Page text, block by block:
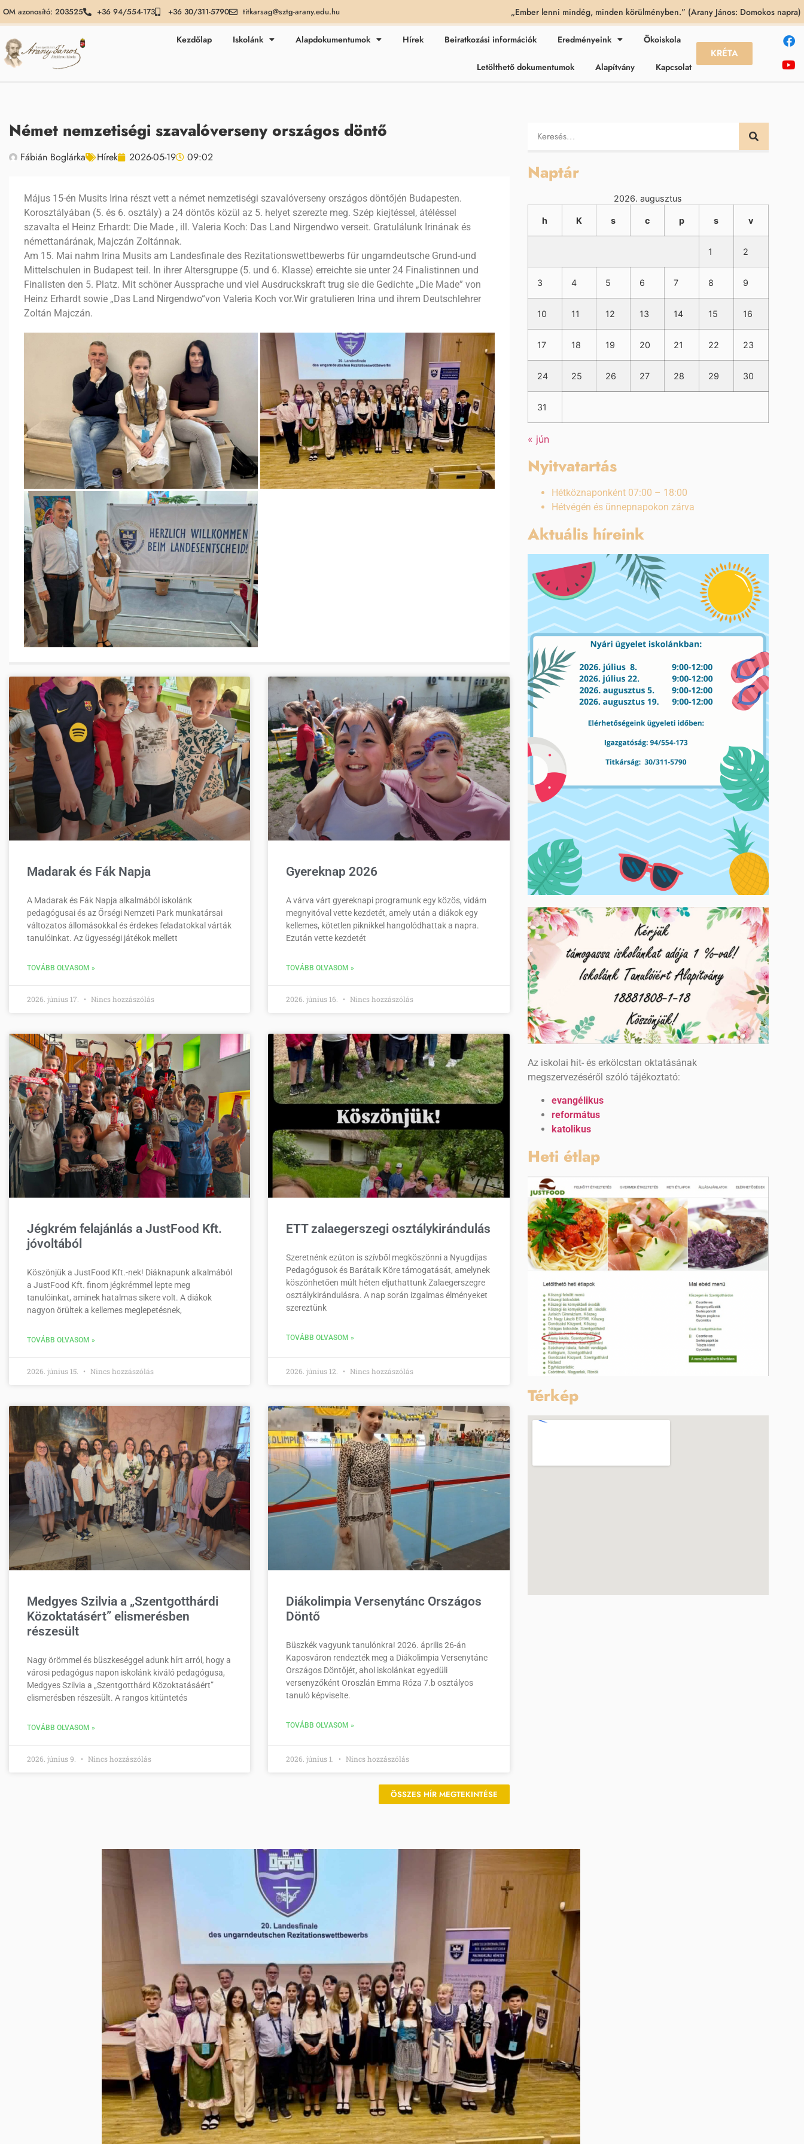
OM azonosító: 203525 +36 94/554-173 +36 30/311-5790 titkarsag@sztg-arany.edu.hu „Ember lenni mindég, minden körülményben.” (Arany János: Domokos napra)
Kezdőlap Iskolánk Alapdokumentumok Hírek Beiratkozási információk Eredményeink Ökoiskola
Letölthető dokumentumok Alapítvány Kapcsolat
KRÉTA
Német nemzetiségi szavalóverseny országos döntő
Fábián Boglárka Hírek 2026-05-19 09:02
Május 15-én Musits Irina részt vett a német nemzetiségi szavalóverseny országos döntőjén Budapesten.
Korosztályában (5. és 6. osztály) a 24 döntős közül az 5. helyet szerezte meg. Szép kiejtéssel, átéléssel
szavalta el Heinz Erhardt: Die Made , ill. Valeria Koch: Das Land Nirgendwo verseit. Gratulálunk Irinának és
némettanárának, Majczán Zoltánnak.
Am 15. Mai nahm Irina Musits am Landesfinale des Rezitationswettbewerbs für ungarndeutsche Grund-und
Mittelschulen in Budapest teil. In ihrer Altersgruppe (5. und 6. Klasse) erreichte sie unter 24 Finalistinnen und
Finalisten den 5. Platz. Mit schöner Aussprache und viel Ausdruckskraft trug sie die Gedichte „Die Made” von
Heinz Erhardt sowie „Das Land Nirgendwo“von Valeria Koch vor.Wir gratulieren Irina und ihrem Deutschlehrer
Zoltán Majczán.
Madarak és Fák Napja
A Madarak és Fák Napja alkalmából iskolánk
pedagógusai és az Őrségi Nemzeti Park munkatársai
változatos állomásokkal és érdekes feladatokkal várták
tanulóinkat. Az ügyességi játékok mellett
TOVÁBB OLVASOM »
2026. június 17. Nincs hozzászólás
Gyereknap 2026
A várva várt gyereknapi programunk egy közös, vidám
megnyitóval vette kezdetét, amely után a diákok egy
kellemes, kötetlen piknikkel hangolódhattak a napra.
Ezután vette kezdetét
TOVÁBB OLVASOM »
2026. június 16. Nincs hozzászólás
Jégkrém felajánlás a JustFood Kft.
jóvoltából
Köszönjük a JustFood Kft.-nek! Diáknapunk alkalmából
a JustFood Kft. finom jégkrémmel lepte meg
tanulóinkat, aminek hatalmas sikere volt. A diákok
nagyon örültek a kellemes meglepetésnek,
TOVÁBB OLVASOM »
2026. június 15. Nincs hozzászólás
ETT zalaegerszegi osztálykirándulás
Szeretnénk ezúton is szívből megköszönni a Nyugdíjas
Pedagógusok és Barátaik Köre támogatását, amelynek
köszönhetően múlt héten eljuthattunk Zalaegerszegre
osztálykirándulásra. A nap során izgalmas élményeket
szereztünk
TOVÁBB OLVASOM »
2026. június 12. Nincs hozzászólás
Medgyes Szilvia a „Szentgotthárdi
Közoktatásért” elismerésben
részesült
Nagy örömmel és büszkeséggel adunk hírt arról, hogy a
városi pedagógus napon iskolánk kiváló pedagógusa,
Medgyes Szilvia a „Szentgotthárd Közoktatásáért”
elismerésben részesült. A rangos kitüntetés
TOVÁBB OLVASOM »
2026. június 9. Nincs hozzászólás
Diákolimpia Versenytánc Országos
Döntő
Büszkék vagyunk tanulónkra! 2026. április 26-án
Kaposváron rendezték meg a Diákolimpia Versenytánc
Országos Döntőjét, ahol iskolánkat egyedüli
versenyzőként Oroszlán Emma Róza 7.b osztályos
tanuló képviselte.
TOVÁBB OLVASOM »
2026. június 1. Nincs hozzászólás
ÖSSZES HÍR MEGTEKINTÉSE
Naptár
2026. augusztus
h K s c p s v
1 2
3 4 5 6 7 8 9
10 11 12 13 14 15 16
17 18 19 20 21 22 23
24 25 26 27 28 29 30
31
« jún
Nyitvatartás
Hétköznaponként 07:00 – 18:00
Hétvégén és ünnepnapokon zárva
Aktuális híreink
Az iskolai hit- és erkölcstan oktatásának
megszervezéséről szóló tájékoztató:
evangélikus
református
katolikus
Heti étlap
Térkép